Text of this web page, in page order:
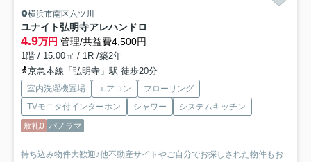
横浜市南区六ツ川
ユナイト弘明寺アレハンドロ
4.9万円 管理/共益費4,500円
1階 / 15.00㎡ / 1R /築2年
京急本線「弘明寺」駅 徒歩20分
室内洗濯機置場 エアコン
フローリング
TVモニタ付インターホン
シャワー
システムキッチン
敷礼0 パノラマ
持ち込み物件大歓迎♪他不動産サイトやご自分でお探しされた物件もお